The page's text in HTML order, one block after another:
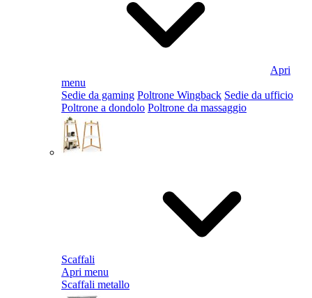
Apri
menu
Sedie da gaming Poltrone Wingback Sedie da ufficio
Poltrone a dondolo Poltrone da massaggio
Scaffali
Apri menu
Scaffali metallo